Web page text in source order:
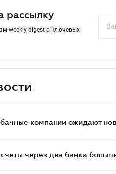
рассылку
weekly-digest о ключевых
компании ожидают
через два банка